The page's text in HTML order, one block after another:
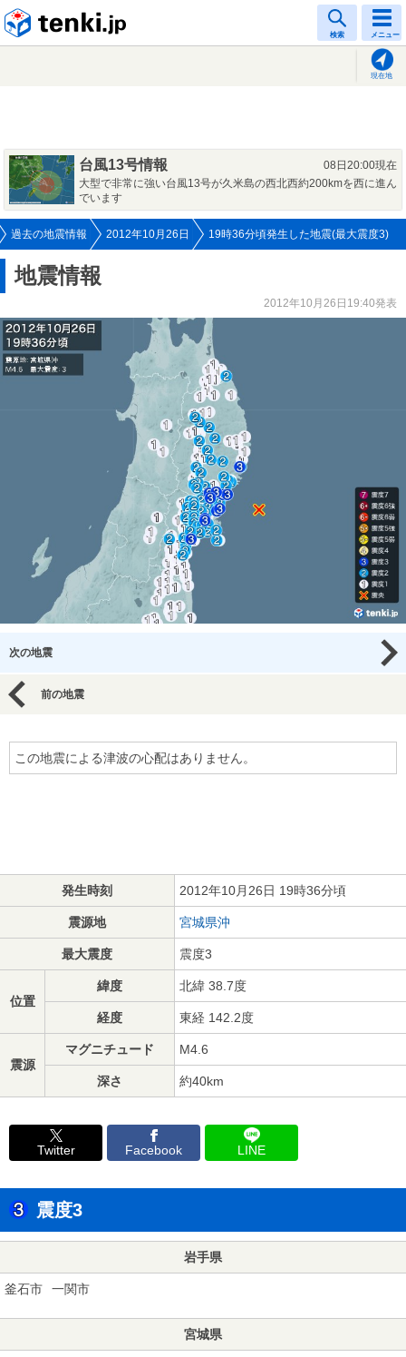
検索 メニュー
現在地
台風13号情報
08日20:00現在
大型で非常に強い台風13号が久米島の西北西約200kmを西に進ん
でいます
過去の地震情報 2012年10月26日 19時36分頃発生した地震(最大震度3)
地震情報
2012年10月26日19:40発表
次の地震
前の地震
この地震による津波の心配はありません。
発生時刻 2012年10月26日 19時36分頃
震源地 宮城県沖
最大震度 震度3
位置
緯度 北緯 38.7度
経度 東経 142.2度
震源
マグニチュード M4.6
深さ 約40km
Twitter Facebook LINE
震度3
岩手県
釜石市 一関市
宮城県